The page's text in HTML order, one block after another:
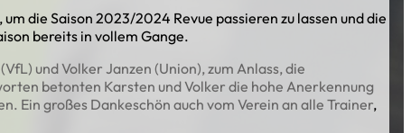
die Saison 2023/2024 Revue passieren zu lassen und die
bereits in vollem Gange.
und Volker Janzen (Union), zum Anlass, die
betonten Karsten und Volker die hohe Anerkennung
Ein großes Dankeschön auch vom Verein an alle Trainer,